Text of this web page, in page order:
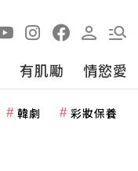
有肌勵 情慾愛
韓劇 彩妝保養